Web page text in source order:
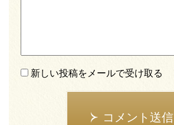
新しい投稿をメールで受け取る
コメント送信